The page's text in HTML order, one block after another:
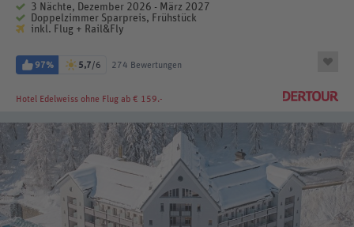
3 Nächte, Dezember 2026 - März 2027
Doppelzimmer Sparpreis, Frühstück
inkl. Flug + Rail&Fly
97% 5,7/6 274 Bewertungen
Hotel Edelweiss ohne Flug ab € 159.-